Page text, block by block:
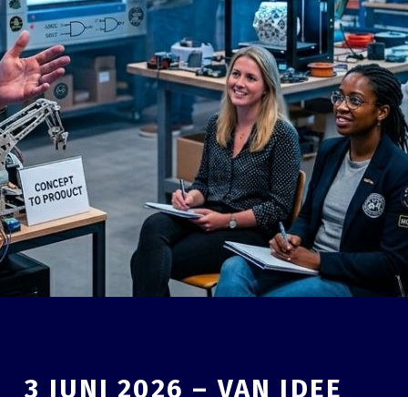
3 JUNI 2026 – VAN IDEE